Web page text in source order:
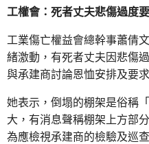
工權會：死者丈夫悲傷過度
工業傷亡權益會總幹事蕭倩
緒激動，有死者丈夫因悲傷
與承建商討論恩恤安排及要
她表示，倒塌的棚架是俗稱
大，有消息聲稱棚架上方部
為應檢視承建商的檢驗及巡